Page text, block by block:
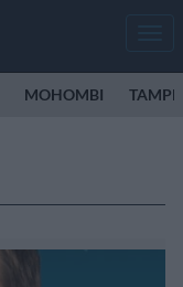
MOHOMBI